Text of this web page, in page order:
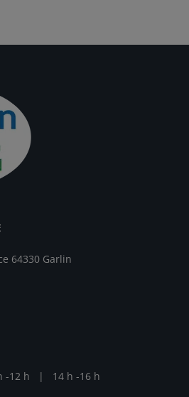
64330 Garlin
-12 h | 14 h -16 h